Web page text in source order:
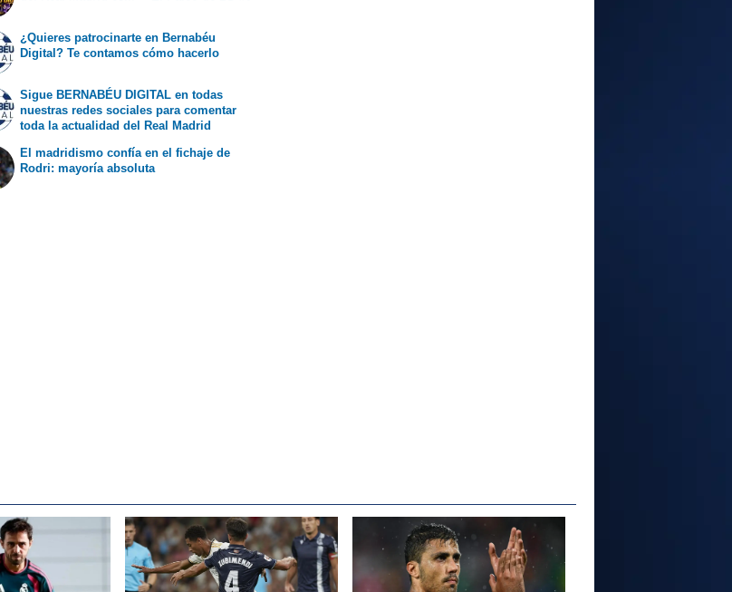
¿Quieres patrocinarte en Bernabéu
Digital? Te contamos cómo hacerlo
Sigue BERNABÉU DIGITAL en todas
nuestras redes sociales para comentar
toda la actualidad del Real Madrid
El madridismo confía en el fichaje de
Rodri: mayoría absoluta